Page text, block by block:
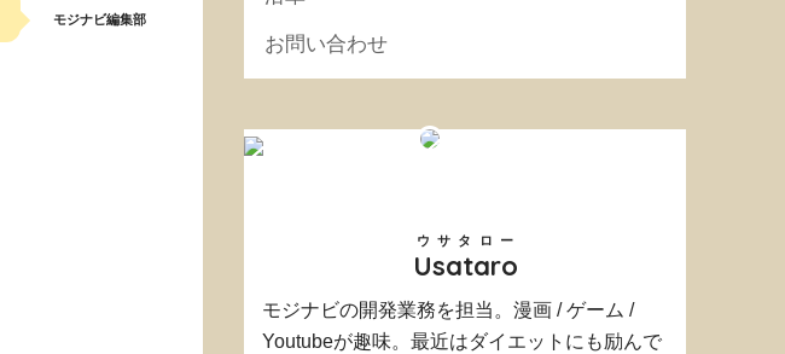
モジナビ編集部
お問い合わせ
Usataro
ウサタロー
モジナビの開発業務を担当。漫画 / ゲーム /
Youtubeが趣味。最近はダイエットにも励んで